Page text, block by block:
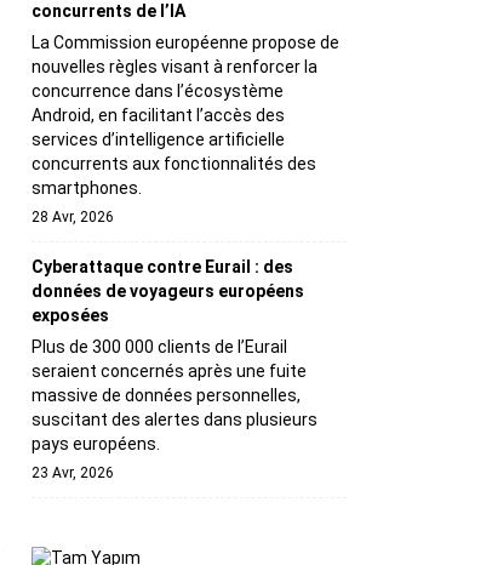
concurrents de l’IA
La Commission européenne propose de
nouvelles règles visant à renforcer la
concurrence dans l’écosystème
Android, en facilitant l’accès des
services d’intelligence artificielle
concurrents aux fonctionnalités des
smartphones.
28 Avr, 2026
Cyberattaque contre Eurail : des
données de voyageurs européens
exposées
Plus de 300 000 clients de l’Eurail
seraient concernés après une fuite
massive de données personnelles,
suscitant des alertes dans plusieurs
pays européens.
23 Avr, 2026